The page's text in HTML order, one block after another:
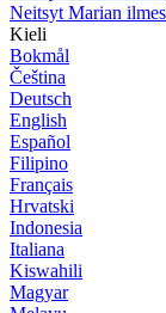
Neitsyt Marian
Kieli
Bokmål
Čeština
Deutsch
English
Español
Filipino
Français
Hrvatski
Indonesia
Italiana
Kiswahili
Magyar